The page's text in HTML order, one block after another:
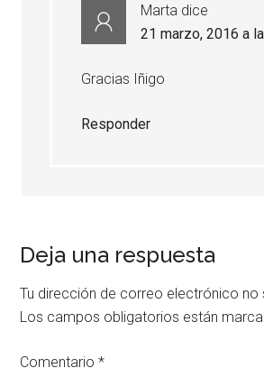
Marta dice
21 marzo, 2016 a
Gracias Iñigo
Responder
Deja una respuesta
Tu dirección de correo electrónico no
Los campos obligatorios están
Comentario*